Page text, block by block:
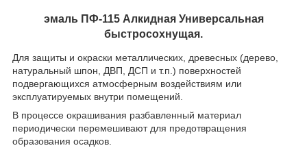
эмаль ПФ-115 Алкидная Универсальная
быстросохнущая.
Для защиты и окраски металлических, древесных (дерево,
натуральный шпон, ДВП, ДСП и т.п.) поверхностей
подвергающихся атмосферным воздействиям или
эксплуатируемых внутри помещений.
В процессе окрашивания разбавленный материал
периодически перемешивают для предотвращения
образования осадков.